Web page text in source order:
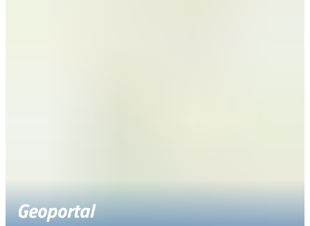
Geoportal